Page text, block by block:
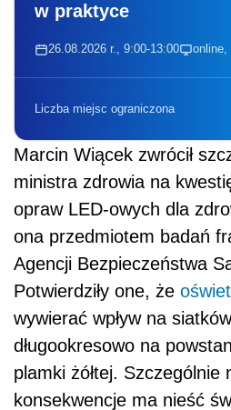
w praktyce
26.08.2026 r., 9:00-13:00 online,
Liczba miejsc ograniczona
Marcin Wiącek zwrócił
ministra zdrowia na
opraw LED-owych dla
ona przedmiotem badań
Agencji Bezpieczeństwa
Potwierdziły one, że
wywierać wpływ na
długookresowo na
plamki żółtej. Szczególnie
konsekwencje ma nieść